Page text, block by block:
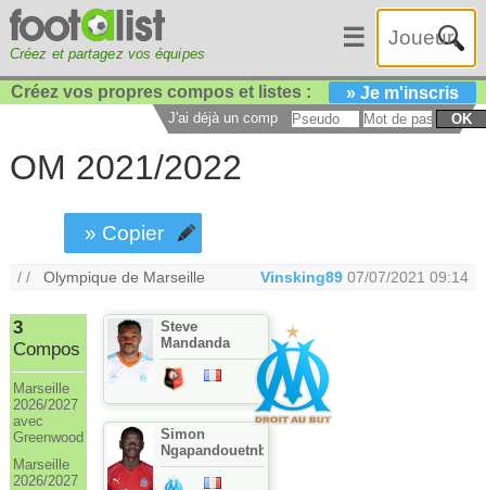
Créez et partagez vos équipes
☰
Créez vos propres compos et listes : » Je m'inscris
J'ai déjà un compte : OK
OM 2021/2022
» Copier
/ /Olympique de Marseille Vinsking89 07/07/2021 09:14
3
Compos
Marseille
2026/2027
avec
Greenwood
Marseille
2026/2027
Steve
Mandanda
Simon
Ngapandouetnbu